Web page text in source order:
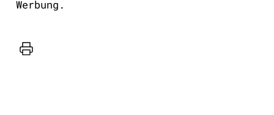
Werbung.
Drucker